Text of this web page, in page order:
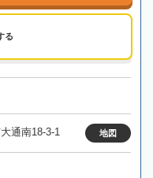
る
通南18-3-1 地図